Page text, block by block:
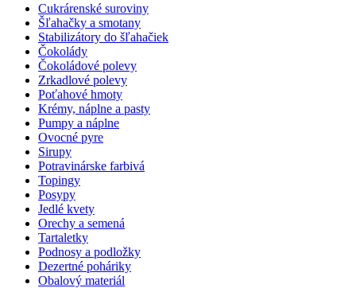
Cukrárenské suroviny
Šľahačky a smotany
Stabilizátory do šľahačiek
Čokolády
Čokoládové polevy
Zrkadlové polevy
Poťahové hmoty
Krémy, náplne a pasty
Pumpy a náplne
Ovocné pyre
Sirupy
Potravinárske farbivá
Topingy
Posypy
Jedlé kvety
Orechy a semená
Tartaletky
Podnosy a podložky
Dezertné poháriky
Obalový materiál